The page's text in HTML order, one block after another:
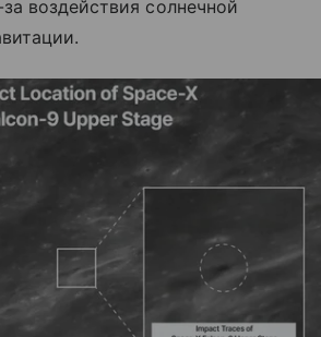
воздействия солнечной